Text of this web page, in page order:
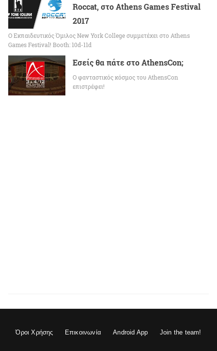
Roccat, στο Athens Games Festival
2017
O Εκπαιδευτικός Όμιλος New York College συμμετέχει στο Athens
Games Festival! Booth: 10d-11d
Εσείς θα πάτε στο AthensCon;
O φανταστικός κόσμος του AthensCon
επιστρέφει!
Όροι Χρήσης Επικοινωνία Android App Join the team!